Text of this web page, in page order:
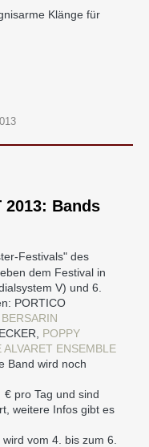
Klänge für
2013: Bands
Festivals" des
dem Festival in
V) und 6.
PORTICO
BERSARIN
POPPY
ALVARET ENSEMBLE
Band wird noch
pro Tag und sind
weitere Infos gibt es
vom 4. bis zum 6.